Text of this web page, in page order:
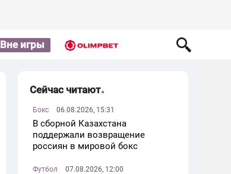
Вне игры
Сейчас читают
Бокс 06.08.2026, 15:31
В сборной Казахстана
поддержали возвращение
россиян в мировой бокс
Футбол 07.08.2026, 12:00